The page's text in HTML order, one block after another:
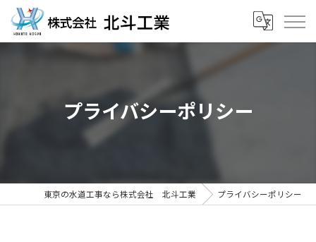
プライバシーポリシー
東京の水道工事なら株式会社 北斗工業 プライバシーポリシー